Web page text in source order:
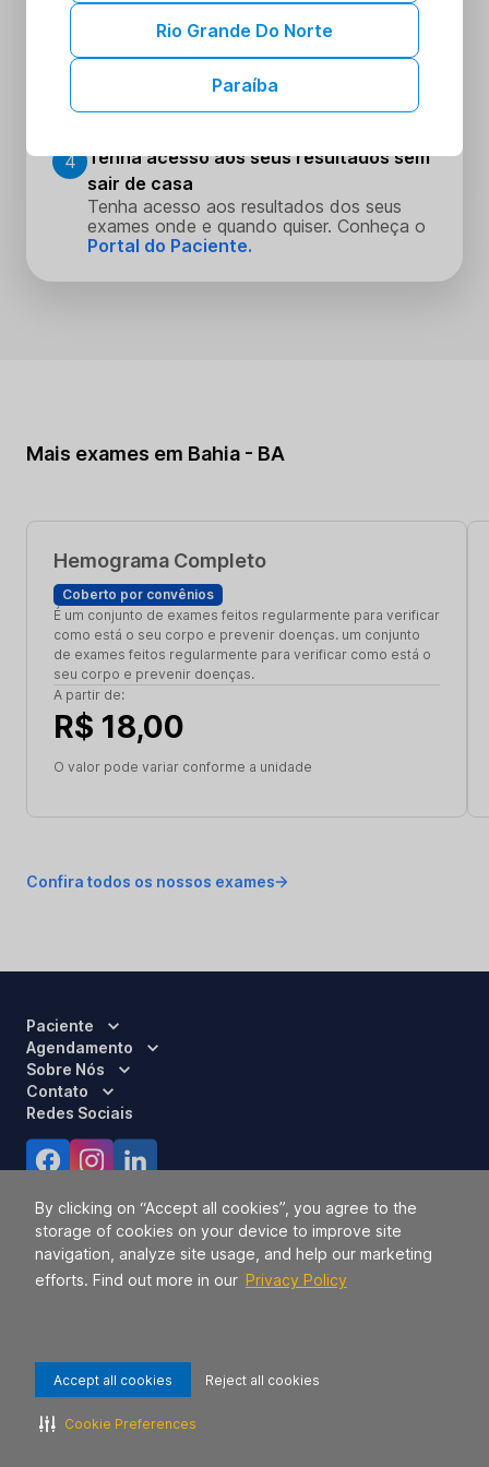
By clicking on “Accept all cookies”, you agree to the
storage of cookies on your device to improve site
navigation, analyze site usage, and help our marketing
efforts. Find out more in our Privacy Policy
Accept all cookies Reject all cookies
Cookie Preferences
Escolha o dia e hora que melhor se
encaixe na sua rotina
Faça seus procedimentos na unidade
escolhida
4 Tenha acesso aos seus resultados sem
sair de casa
Tenha acesso aos resultados dos seus
exames onde e quando quiser. Conheça o
Portal do Paciente.
Mais exames em Bahia - BA
Hemograma Completo
Coberto por convênios
É um conjunto de exames feitos regularmente para verificar
como está o seu corpo e prevenir doenças. um conjunto
de exames feitos regularmente para verificar como está o
seu corpo e prevenir doenças.
A partir de:
R$ 18,00
O valor pode variar conforme a unidade
Confira todos os nossos exames
Paciente
Agendamento
Sobre Nós
Contato
Redes Sociais
Responsável Técnico:Dra. Luci Mara Barbiero – CRM 120.433/SP
2026 TODOS OS DIREITOS RESERVADOS.
Rio Grande Do Norte
Paraíba